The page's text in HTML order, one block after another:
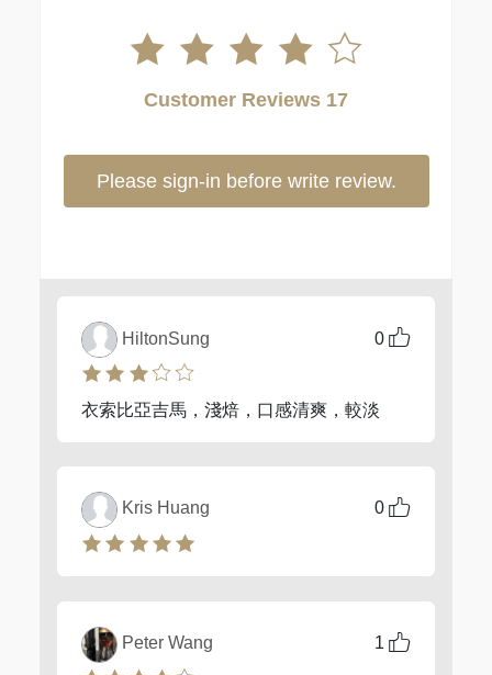
Customer Reviews 17
Please sign-in before write review.
0
HiltonSung
衣索比亞吉馬，淺焙，口感清爽，較淡
0
Kris Huang
1
Peter Wang